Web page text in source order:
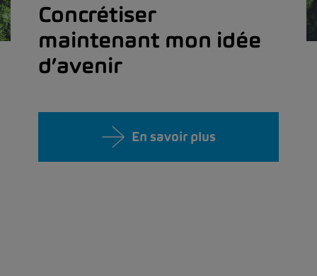
Concrétiser
maintenant mon idée
d’avenir
En savoir plus